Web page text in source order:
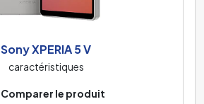
Sony XPERIA 5 V
caractéristiques
Comparer le produit